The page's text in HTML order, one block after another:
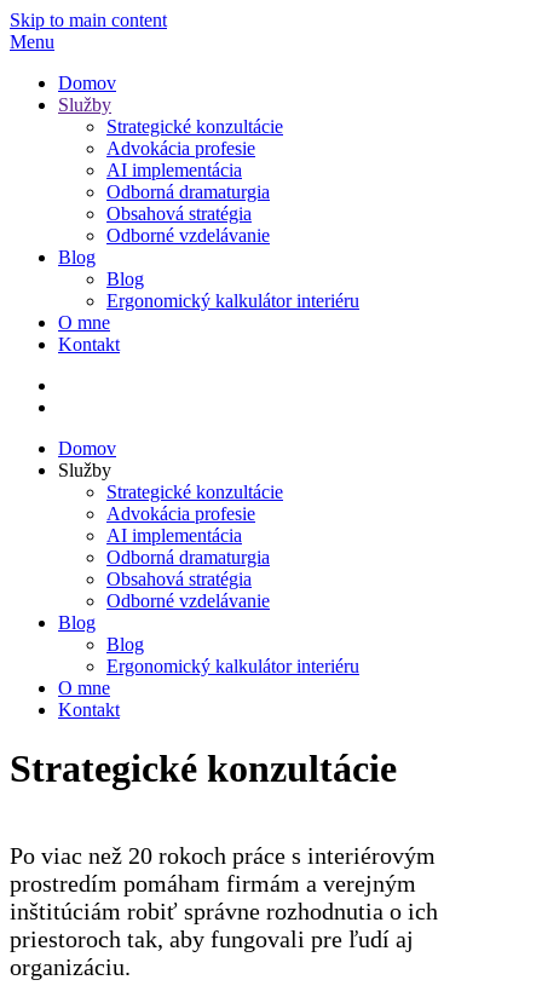
Skip to main content
Menu
Domov
Služby
Strategické konzultácie
Advokácia profesie
AI implementácia
Odborná dramaturgia
Obsahová stratégia
Odborné vzdelávanie
Blog
Blog
Ergonomický kalkulátor interiéru
O mne
Kontakt
Domov
Služby
Strategické konzultácie
Advokácia profesie
AI implementácia
Odborná dramaturgia
Obsahová stratégia
Odborné vzdelávanie
Blog
Blog
Ergonomický kalkulátor interiéru
O mne
Kontakt
Strategické konzultácie
Po viac než 20 rokoch práce s interiérovým
prostredím pomáham firmám a verejným
inštitúciám robiť správne rozhodnutia o ich
priestoroch tak, aby fungovali pre ľudí aj
organizáciu.